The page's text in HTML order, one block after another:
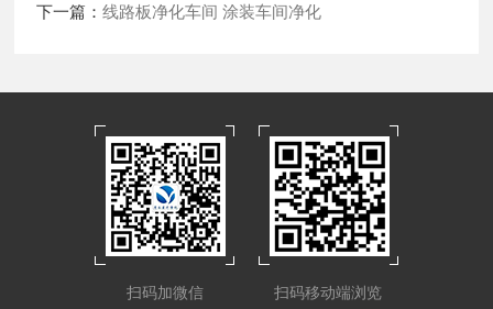
下一篇：线路板净化车间 涂装车间净化
扫码加微信 扫码移动端浏览